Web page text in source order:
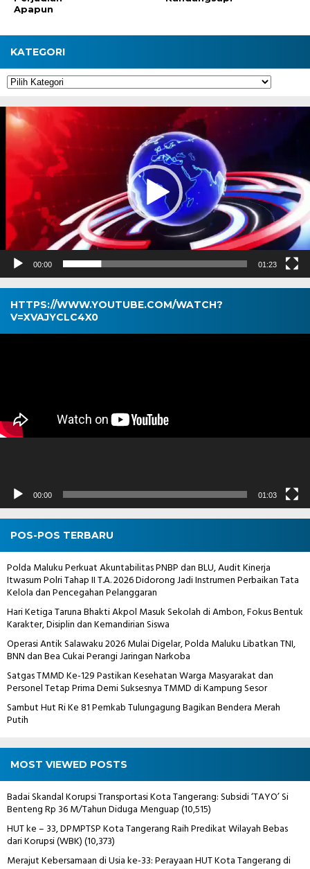
Apapun
KATEGORI
Kategori
Pemutar
Video
00:00 01:23
HTTPS://WWW.YOUTUBE.COM/WATCH?
V=XVAJYCLC4X0
Pemutar
00:00 01:03
POS-POS TERBARU
Polda Maluku Perkuat Akuntabilitas PNBP dan BLU, Audit Kinerja
Itwasum Polri Tahap II T.A. 2026 Didorong Jadi Instrumen Perbaikan Tata
Kelola dan Pencegahan Pelanggaran
Hari Ketiga Taruna Bhakti Akpol Masuk Sekolah di Ambon, Fokus Bentuk
Karakter, Disiplin dan Kemandirian Siswa
Operasi Antik Salawaku 2026 Mulai Digelar, Polda Maluku Libatkan TNI,
BNN dan Bea Cukai Perangi Jaringan Narkoba
Satgas TMMD Ke-129 Pastikan Kesehatan Warga Masyarakat dan
Personel Tetap Prima Demi Suksesnya TMMD di Kampung Sesor
Sambut Hut Ri Ke 81 Pemkab Tulungagung Bagikan Bendera Merah
Putih
MOST VIEWED POSTS
Badai Skandal Korupsi Transportasi Kota Tangerang: Subsidi ‘TAYO’ Si
Benteng Rp 36 M/Tahun Diduga Menguap(10,515)
HUT ke – 33, DPMPTSP Kota Tangerang Raih Predikat Wilayah Bebas
dari Korupsi (WBK)(10,373)
Merajut Kebersamaan di Usia ke-33: Perayaan HUT Kota Tangerang di